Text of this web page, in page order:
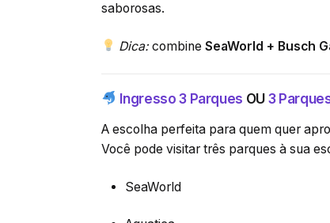
saborosas.
Dica:combine SeaWorld + Busch
Ingresso 3 Parques OU3
A escolha perfeita para quem quer
Você pode visitar três parques à sua
SeaWorld